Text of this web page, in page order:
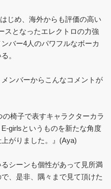
じめ、海外からも評価の高い
スとなったエレクトロの力強
バー4人のパワフルなボーカ
。
ンバーからこんなコメントが
の椅子で表すキャラクターカラ
girlsというものを新たな角度
がりました。』(Aya)
シーンも個性があって見所満
、是非、隅々まで見て頂けた